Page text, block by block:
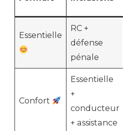
Essentielle
RC +
défense
pénale
Confort
Essentielle
+
conducteur
+ assistance